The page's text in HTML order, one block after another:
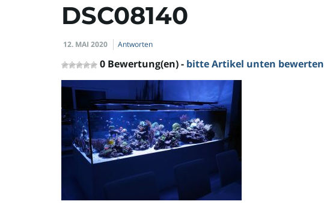
DSC08140
12. MAI 2020 Antworten
0 Bewertung(en) - bitte Artikel unten bewerten